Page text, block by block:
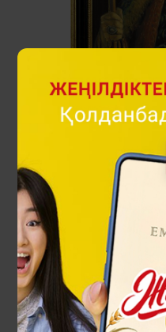
Абылай хан